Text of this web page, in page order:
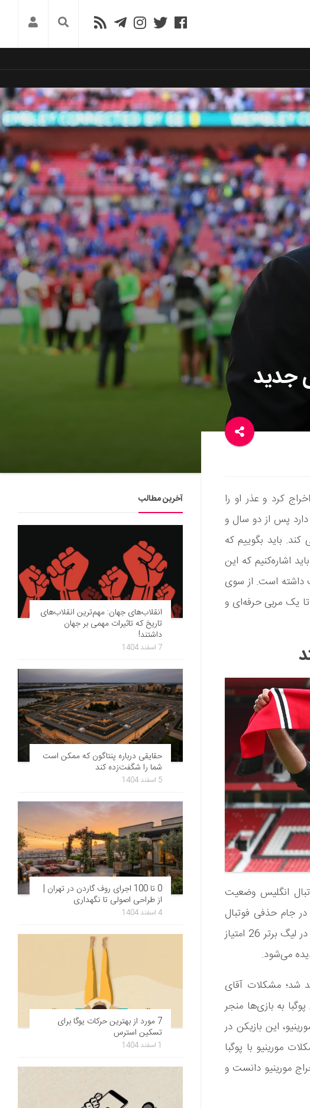
جدید
کرد و عذر او را
پس از دو سال و
کند. باید بگوییم که
اشاره‌کنیم که این
داشته است. از سوی
تا یک مربی حرفه‌ای و
انگلیس وضعیت
در جام حذفی فوتبال
انگلستان و لیگ فوتبال اروپا قهرمان کرد. اما اکنون منچستریونایتد در لیگ برتر 26 امتیاز
می‌شود.
شد؛ مشکلات آقای
به بازی‌ها منجر
این بازیکن در
مشکلات مورینیو با پوگبا
مورینیو دانست و
آخرین مطالب
انقلاب‌های جهان: مهم‌ترین انقلاب‌های
تاریخ که تاثیرات مهمی بر جهان
داشتند!
7 اسفند 1404
حقایقی درباره پنتاگون که ممکن است
شما را شگفت‌زده کند
5 اسفند 1404
0 تا 100 اجرای روف گاردن در تهران |
از طراحی اصولی تا نگهداری
4 اسفند 1404
7 مورد از بهترین حرکات یوگا برای
تسکین استرس
1 اسفند 1404